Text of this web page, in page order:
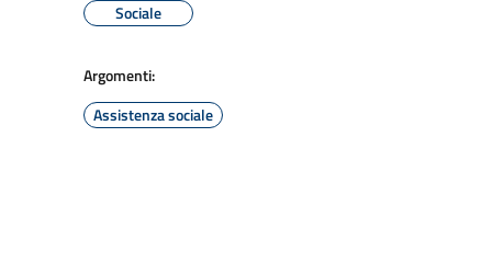
Sociale
Argomenti:
Assistenza sociale